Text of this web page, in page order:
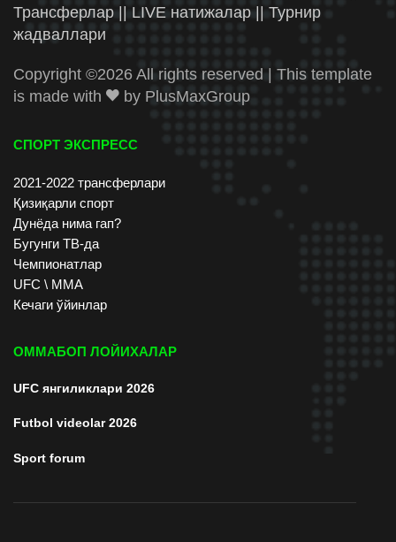
Трансферлар || LIVE натижалар || Турнир
жадваллари
Copyright ©2026 All rights reserved | This template
is made with
by PlusMaxGroup
СПОРТ ЭКСПРЕСС
2021-2022 трансферлари
Қизиқарли спорт
Дунёда нима гап?
Бугунги ТВ-да
Чемпионатлар
UFC \ ММА
Кечаги ўйинлар
ОММАБОП ЛОЙИХАЛАР
UFC янгиликлари 2026
Futbol videolar 2026
Sport forum